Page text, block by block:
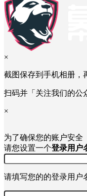
×
截图保存到手机相册，
扫码并「关注我们的公
×
为了确保您的账户安全
请您设置一个登录用户
请填写您的的登录用户